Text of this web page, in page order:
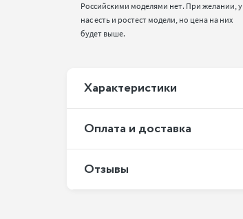
Российскими моделями нет. При желании, у
нас есть и ростест модели, но цена на них
будет выше.
Xарактеристики
Оплата и доставка
Отзывы